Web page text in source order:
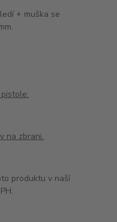
+ muška se
na zbrani.
produktu v naší